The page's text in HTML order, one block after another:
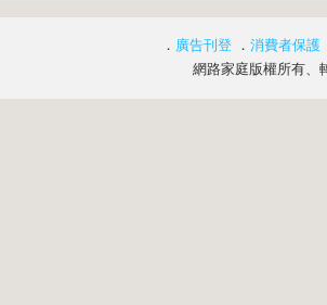
． 廣告刊登 ． 消費者保護
網路家庭版權所有、